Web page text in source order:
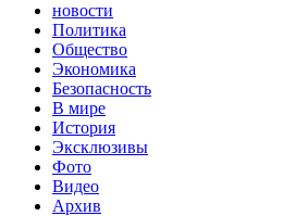
новости
Политика
Общество
Экономика
Безопасность
В мире
История
Эксклюзивы
Фото
Видео
Архив